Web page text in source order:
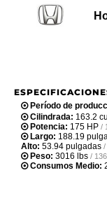
Período de
Cilindrada: 163.2
Potencia: 175 HP /
Largo: 188.19
Alto: 53.94 pulgadas /
Peso: 3016 lbs /
Consumos Medio: